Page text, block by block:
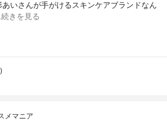
いさんが手がけるスキンケアブランドなん
続きを見る
メマニア